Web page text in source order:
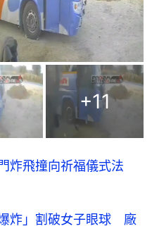
+11
炸飛撞向祈福儀式法
炸」割破女子眼球 廠